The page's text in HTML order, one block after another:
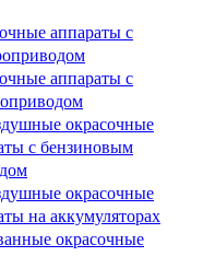
аппараты с
аппараты с
окрасочные
с бензиновым
окрасочные
на аккумуляторах
окрасочные